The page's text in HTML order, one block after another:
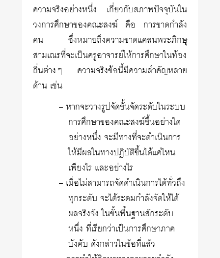
ความจริงอย่างหนึ่ง เกี่ยวกับสภาพปัจจุบันใน
วงการศึกษาของคณะสงฆ์ คือ การขาดกำลัง
คน ซึ่งหมายถึงความขาดแคลนพระภิกษุ
สามเณรที่จะเป็นครูอาจารย์ให้การศึกษาในท้อง
ถิ่นต่างๆ ความจริงข้อนี้มีความสำคัญหลาย
ด้าน เช่น
– หากจะวางรูปจัดขั้นจัดระดับในระบบ
การศึกษาของคณะสงฆ์ขึ้นอย่างใด
อย่างหนึ่ง จะมีทางที่จะดำเนินการ
ให้มีผลในทางปฏิบัติขึ้นได้แค่ไหน
เพียงไร และอย่างไร
– เมื่อไม่สามารถจัดดำเนินการได้ทั่วถึง
ทุกระดับ จะได้ระดมกำลังจัดให้ได้
ผลจริงจัง ในขั้นพื้นฐานสักระดับ
หนึ่ง ที่เรียกว่าเป็นการศึกษาภาค
บังคับ ดังกล่าวในข้อที่แล้ว